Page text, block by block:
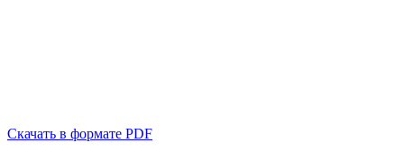
Скачать в формате PDF